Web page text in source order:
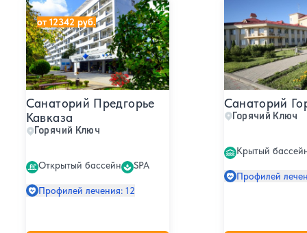
Санаторий Предгорье
Кавказа
Горячий Ключ
Открытый бассейн SPA
Профилей лечения: 12
от 12342 руб.
Санаторий
Горячий Ключ
Крытый
Профилей